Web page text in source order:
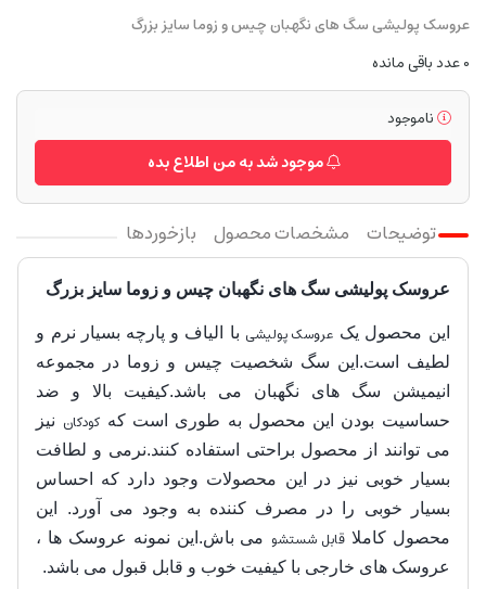
عروسک پولیشی سگ های نگهبان چیس و زوما سایز بزرگ
0عدد باقی مانده
ناموجود
موجود شد به من اطلاع بده
توضیحات مشخصات محصول بازخوردها
عروسک پولیشی سگ های نگهبان چیس و زوما سایز بزرگ
این محصول یک عروسک پولیشی با الیاف و پارچه بسیار نرم و
لطیف است.این سگ شخصیت چیس و زوما در مجموعه
انیمیشن سگ های نگهبان می باشد.کیفیت بالا و ضد
حساسیت بودن این محصول به طوری است که کودکان نیز
می توانند از محصول براحتی استفاده کنند.نرمی و لطافت
بسیار خوبی نیز در این محصولات وجود دارد که احساس
بسیار خوبی را در مصرف کننده به وجود می آورد. این
محصول کاملا قابل شستشو می باش.این نمونه عروسک ها ،
عروسک های خارجی با کیفیت خوب و قابل قبول می باشد.